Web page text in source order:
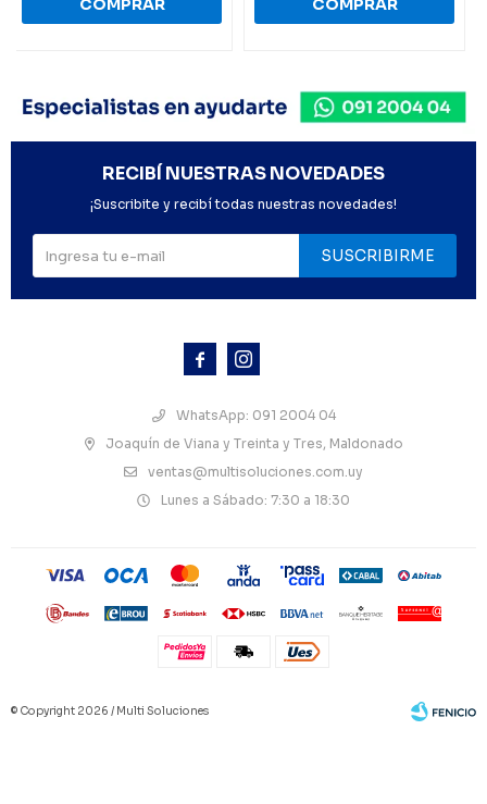
 
WhatsApp: 091 2004 04
Joaquín de Viana y Treinta y Tres, Maldonado
ventas@multisoluciones.com.uy
Lunes a Sábado: 7:30 a 18:30
RECIBÍ NUESTRAS NOVEDADES
¡Suscribite y recibí todas nuestras novedades!
SUSCRIBIRME
© Copyright 2026 / Multi Soluciones